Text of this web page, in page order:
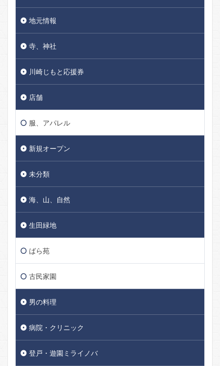
地元情報
寺、神社
川崎じもと応援券
店舗
服、アパレル
新規オープン
未分類
海、山、自然
生田緑地
ばら苑
古民家園
男の料理
病院・クリニック
登戸・遊園ミライノバ